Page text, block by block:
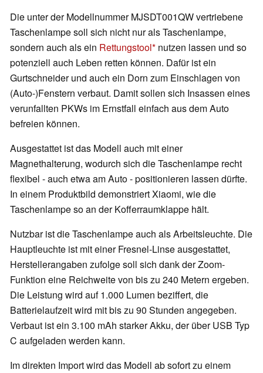
Die unter der Modellnummer MJSDT001QW vertriebene
Taschenlampe soll sich nicht nur als Taschenlampe,
sondern auch als ein Rettungstool nutzen lassen und so
potenziell auch Leben retten können. Dafür ist ein
Gurtschneider und auch ein Dorn zum Einschlagen von
(Auto-)Fenstern verbaut. Damit sollen sich Insassen eines
verunfallten PKWs im Ernstfall einfach aus dem Auto
befreien können.
Ausgestattet ist das Modell auch mit einer
Magnethalterung, wodurch sich die Taschenlampe recht
flexibel - auch etwa am Auto - positionieren lassen dürfte.
In einem Produktbild demonstriert Xiaomi, wie die
Taschenlampe so an der Kofferraumklappe hält.
Nutzbar ist die Taschenlampe auch als Arbeitsleuchte. Die
Hauptleuchte ist mit einer Fresnel-Linse ausgestattet,
Herstellerangaben zufolge soll sich dank der Zoom-
Funktion eine Reichweite von bis zu 240 Metern ergeben.
Die Leistung wird auf 1.000 Lumen beziffert, die
Batterielaufzeit wird mit bis zu 90 Stunden angegeben.
Verbaut ist ein 3.100 mAh starker Akku, der über USB Typ
C aufgeladen werden kann.
Im direkten Import wird das Modell ab sofort zu einem